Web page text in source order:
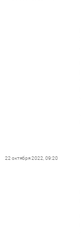
22 октября 2022, 09:20